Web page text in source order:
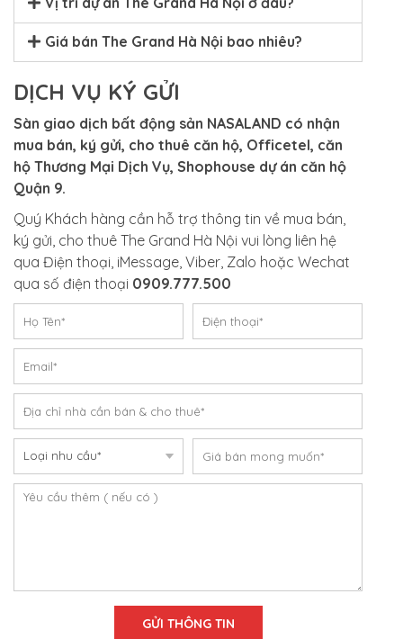
Giá bán The Grand Hà Nội bao nhiêu?
DỊCH VỤ KÝ GỬI
Sàn giao dịch bất động sản NASALAND có nhận
mua bán, ký gửi, cho thuê căn hộ, Officetel, căn
hộ Thương Mại Dịch Vụ, Shophouse dự án căn hộ
Quận 9.
Quý Khách hàng cần hỗ trợ thông tin về mua bán,
ký gửi, cho thuê The Grand Hà Nội vui lòng liên hệ
qua Điện thoại, iMessage, Viber, Zalo hoặc Wechat
qua số điện thoại 0909.777.500